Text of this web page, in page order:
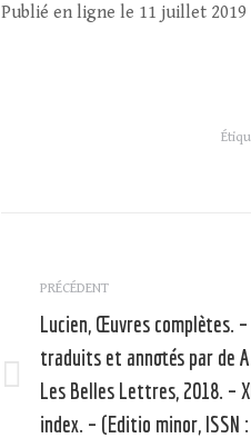
Publié en ligne le 11 juillet 2019
article
PRÉCÉDENT
Article
précédent
Lucien, Œuvres complètes.
traduits et annotés par de
Les Belles Lettres, 2018. –
index. – (Editio minor, ISSN